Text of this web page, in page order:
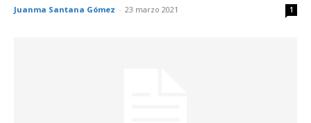
Juanma Santana Gómez - 23 marzo 2021 1